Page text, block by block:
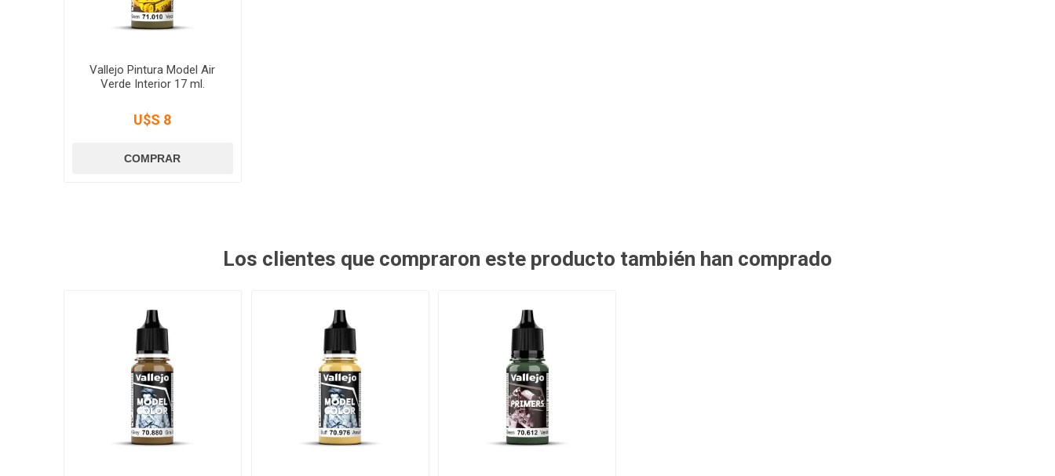
Vallejo Pintura Model Air
Verde Interior 17 ml.
U$S 8
Los clientes que compraron este producto también han comprado